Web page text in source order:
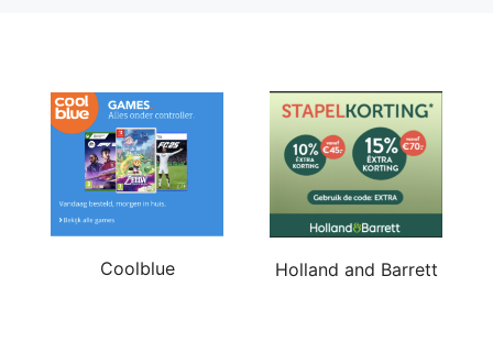
Coolblue Holland and Barrett